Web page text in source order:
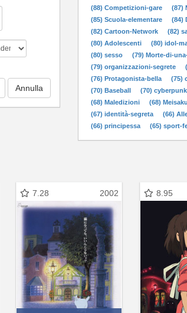
(88) Competizioni-gare
(87)
(85) Scuola-elementare
(84)
(82) Cartoon-Network
(82)
(80) Adolescenti
(80) idol-
(80) sesso
(79) Morte-di-
(79) organizzazioni-segrete
(76) Protagonista-bella
(75)
(70) Baseball
(70) cyberpunk
(68) Maledizioni
(68) Meisaku
(67) identità-segreta
(66)
(66) principessa
(65) sport-
7.28 2002 8.95